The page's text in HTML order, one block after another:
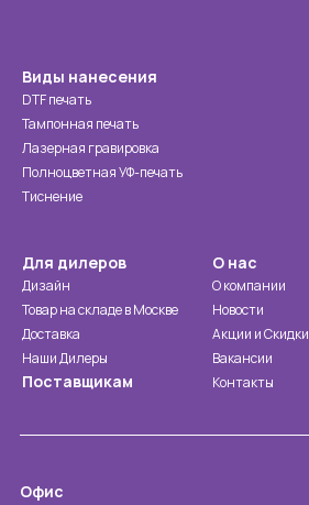
Виды нанесения
DTF печать
Тампонная печать
Лазерная гравировка
Полноцветная УФ-печать
Тиснение
Для дилеров
Дизайн
Товар на складе в Москве
Доставка
Наши Дилеры
Поставщикам
О нас
О компании
Новости
Акции и Скидки
Вакансии
Контакты
Офис